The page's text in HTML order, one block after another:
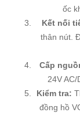
ốc
Kết nối
thân nút.
Cấp
24V
Kiểm tra:
đồng hồ